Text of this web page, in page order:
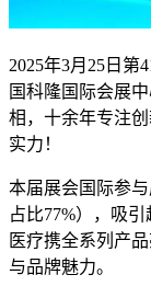
2025年3月25日第
国科隆国际会展
相，十余年专注
实力！
本届展会国际参
占比77%），吸
医疗携全系列产
与品牌魅力。